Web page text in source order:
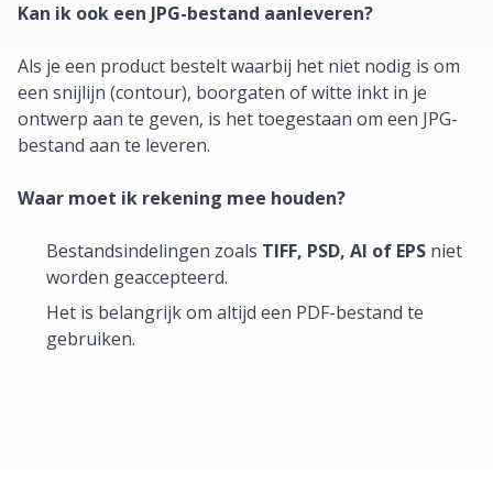
Kan ik ook een JPG-bestand aanleveren?
Als je een product bestelt waarbij het niet nodig is om
een snijlijn (contour), boorgaten of witte inkt in je
ontwerp aan te geven, is het toegestaan om een JPG-
bestand aan te leveren.
Waar moet ik rekening mee houden?
Bestandsindelingen zoals TIFF, PSD, AI of EPS niet
worden geaccepteerd.
Het is belangrijk om altijd een PDF-bestand te
gebruiken.